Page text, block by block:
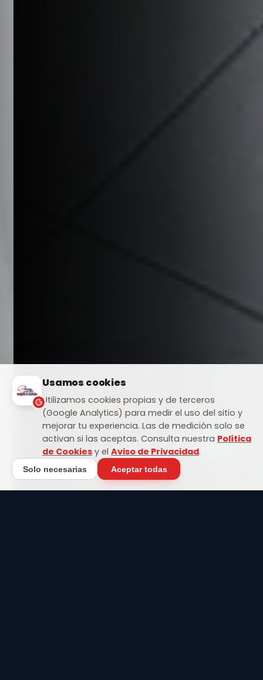
Usamos cookies
Utilizamos cookies propias y de terceros
(Google Analytics) para medir el uso del sitio y
mejorar tu experiencia. Las de medición solo se
activan si las aceptas. Consulta nuestra Política
de Cookies y el Aviso de Privacidad.
Solo necesarias Aceptar todas